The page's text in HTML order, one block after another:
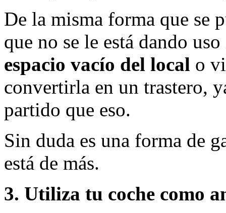
De la misma forma que se
que no se le está dando
espacio vacío del local o
convertirla en un trastero,
partido que eso.
Sin duda es una forma de
está de más.
3. Utiliza tu coche como